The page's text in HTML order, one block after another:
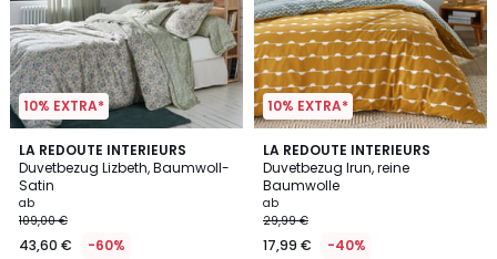
10% EXTRA*
LA REDOUTE INTERIEURS
Duvetbezug Lizbeth, Baumwoll-
Satin
ab
109,00 €
43,60 € -60%
4,6
/ 5
10% EXTRA*
LA REDOUTE INTERIEURS
Duvetbezug Irun, reine
Baumwolle
ab
29,99 €
17,99 € -40%
4,6
/ 5